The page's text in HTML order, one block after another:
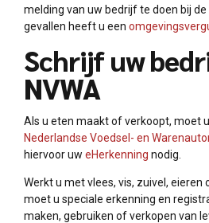
melding van uw bedrijf te doen bij
gevallen heeft u een
Schrijf uw
NVWA
Als u eten maakt of verkoopt, moet
Nederlandse Voedsel- en
hiervoor uw eHerkenning nodig.
Werkt u met vlees, vis, zuivel, eieren
moet u speciale erkenning en
maken, gebruiken of verkopen van